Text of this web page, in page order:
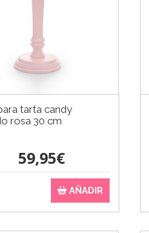
tarta candy
rosa 30 cm
59,95€
AÑADIR